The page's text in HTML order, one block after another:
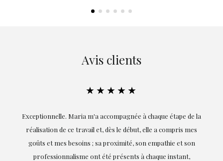
Avis clients
★★★★★
Exceptionnelle. Maria m'a accompagnée à chaque étape de la
réalisation de ce travail et, dès le début, elle a compris mes
goûts et mes besoins ; sa proximité, son empathie et son
professionnalisme ont été présents à chaque instant,